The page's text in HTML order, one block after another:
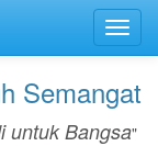
Semangat
untuk Bangsa"